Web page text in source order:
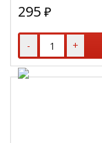
295 ₽
- +